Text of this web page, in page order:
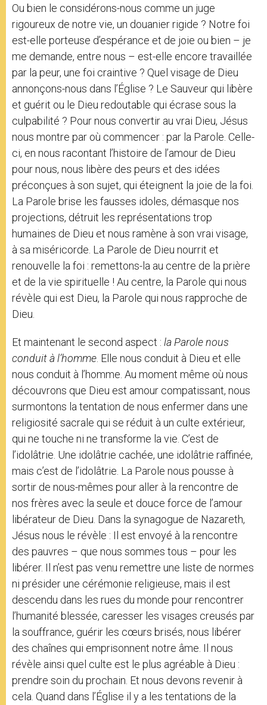
Ou bien le considérons-nous comme un juge
rigoureux de notre vie, un douanier rigide ? Notre foi
est-elle porteuse d’espérance et de joie ou bien – je
me demande, entre nous – est-elle encore travaillée
par la peur, une foi craintive ? Quel visage de Dieu
annonçons-nous dans l’Église ? Le Sauveur qui libère
et guérit ou le Dieu redoutable qui écrase sous la
culpabilité ? Pour nous convertir au vrai Dieu, Jésus
nous montre par où commencer : par la Parole. Celle-
ci, en nous racontant l’histoire de l’amour de Dieu
pour nous, nous libère des peurs et des idées
préconçues à son sujet, qui éteignent la joie de la foi.
La Parole brise les fausses idoles, démasque nos
projections, détruit les représentations trop
humaines de Dieu et nous ramène à son vrai visage,
à sa miséricorde. La Parole de Dieu nourrit et
renouvelle la foi : remettons-la au centre de la prière
et de la vie spirituelle ! Au centre, la Parole qui nous
révèle qui est Dieu, la Parole qui nous rapproche de
Dieu.
Et maintenant le second aspect : la Parole nous
conduit à l’homme. Elle nous conduit à Dieu et elle
nous conduit à l’homme. Au moment même où nous
découvrons que Dieu est amour compatissant, nous
surmontons la tentation de nous enfermer dans une
religiosité sacrale qui se réduit à un culte extérieur,
qui ne touche ni ne transforme la vie. C’est de
l’idolâtrie. Une idolâtrie cachée, une idolâtrie raffinée,
mais c’est de l’idolâtrie. La Parole nous pousse à
sortir de nous-mêmes pour aller à la rencontre de
nos frères avec la seule et douce force de l’amour
libérateur de Dieu. Dans la synagogue de Nazareth,
Jésus nous le révèle : Il est envoyé à la rencontre
des pauvres – que nous sommes tous – pour les
libérer. Il n’est pas venu remettre une liste de normes
ni présider une cérémonie religieuse, mais il est
descendu dans les rues du monde pour rencontrer
l’humanité blessée, caresser les visages creusés par
la souffrance, guérir les cœurs brisés, nous libérer
des chaînes qui emprisonnent notre âme. Il nous
révèle ainsi quel culte est le plus agréable à Dieu :
prendre soin du prochain. Et nous devons revenir à
cela. Quand dans l’Église il y a les tentations de la